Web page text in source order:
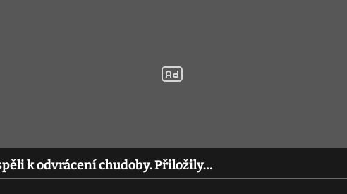
k odvrácení chudoby. Přiložily…